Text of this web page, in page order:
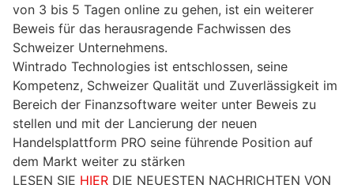
von 3 bis 5 Tagen online zu gehen, ist ein weiterer
Beweis für das herausragende Fachwissen des
Schweizer Unternehmens.
Wintrado Technologies ist entschlossen, seine
Kompetenz, Schweizer Qualität und Zuverlässigkeit im
Bereich der Finanzsoftware weiter unter Beweis zu
stellen und mit der Lancierung der neuen
Handelsplattform PRO seine führende Position auf
dem Markt weiter zu stärken
LESEN SIE HIER DIE NEUESTEN NACHRICHTEN VON